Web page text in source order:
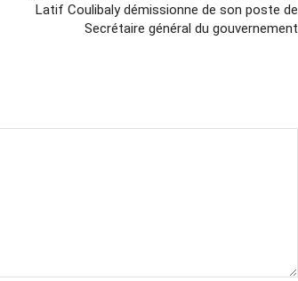
Latif Coulibaly démissionne de son poste de
Secrétaire général du gouvernement